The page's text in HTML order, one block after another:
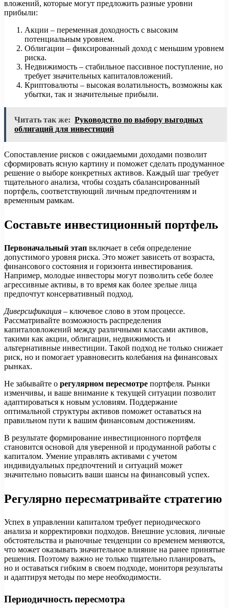
вложений, которые могут предложить разные уровни
прибыли:
Акции – переменная доходность с высоким
потенциальным уровнем.
Облигации – фиксированный доход с меньшим уровнем
риска.
Недвижимость – стабильное пассивное поступление, но
требует значительных капиталовложений.
Криптовалюты – высокая волатильность, возможны как
убытки, так и значительные прибыли.
Читать так же: Руководство по выбору выгодных
облигаций для инвестиций
Сопоставление рисков с ожидаемыми доходами позволит
сформировать ясную картину и поможет сделать продуманное
решение о выборе конкретных активов. Каждый шаг требует
тщательного анализа, чтобы создать сбалансированный
портфель, соответствующий личным предпочтениям и
временным рамкам.
Составьте инвестиционный портфель
Первоначальный этап включает в себя определение
допустимого уровня риска. Это может зависеть от возраста,
финансового состояния и горизонта инвестирования.
Например, молодые инвесторы могут позволить себе более
агрессивные активы, в то время как более зрелые лица
предпочтут консервативный подход.
Диверсификация – ключевое слово в этом процессе.
Рассматривайте возможность распределения
капиталовложений между различными классами активов,
такими как акции, облигации, недвижимость и
альтернативные инвестиции. Такой подход не только снижает
риск, но и помогает уравновесить колебания на финансовых
рынках.
Не забывайте о регулярном пересмотре портфеля. Рынки
изменчивы, и ваше внимание к текущей ситуации позволит
адаптироваться к новым условиям. Поддержание
оптимальной структуры активов поможет оставаться на
правильном пути к вашим финансовым достижениям.
В результате формирование инвестиционного портфеля
становится основой для уверенной и продуманной работы с
капиталом. Умение управлять активами с учетом
индивидуальных предпочтений и ситуаций может
значительно повысить ваши шансы на финансовый успех.
Регулярно пересматривайте стратегию
Успех в управлении капиталом требует периодического
анализа и корректировки подходов. Внешние условия, личные
обстоятельства и рыночные тенденции со временем меняются,
что может оказывать значительное влияние на ранее принятые
решения. Поэтому важно не только тщательно планировать,
но и оставаться гибким в своем подходе, мониторя результаты
и адаптируя методы по мере необходимости.
Периодичность пересмотра